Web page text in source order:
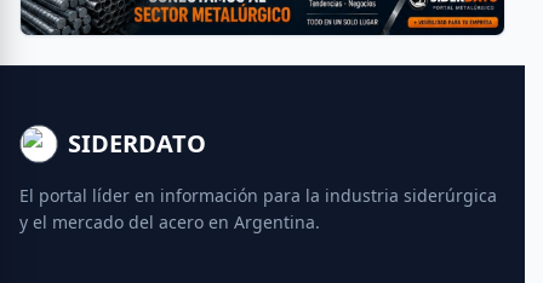
SIDERDATO
El portal líder en información para la industria siderúrgica
y el mercado del acero en Argentina.